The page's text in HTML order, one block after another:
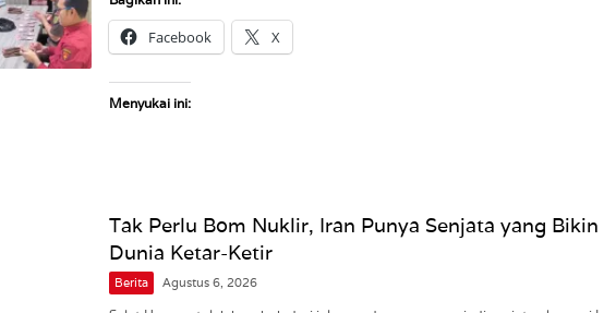
Facebook X
Menyukai ini:
Tak Perlu Bom Nuklir, Iran Punya Senjata yang Bikin
Dunia Ketar-Ketir
Berita Agustus 6, 2026